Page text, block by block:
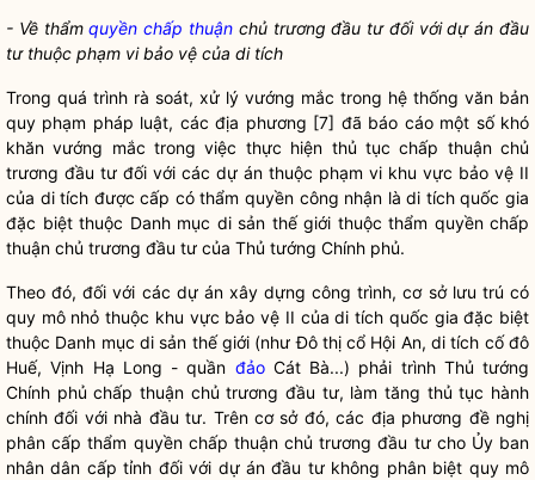
- Về thẩmquyền chấp thuậnchủ trương đầu tư đối với dự án đầu
tư thuộc phạm vi bảo vệ của di tích
Trong quá trình rà soát, xử lý vướng mắc trong hệ thống văn bản
quy phạm pháp luật, các địa phương [7] đã báo cáo một số khó
khăn vướng mắc trong việc thực hiện thủ tụcchấp thuậnchủ
trương đầu tư đối với các dự án thuộc phạm vi khu vực bảo vệ II
của di tích được cấp có thẩm quyền công nhận là di tích quốc gia
đặc biệt thuộc Danh mục di sản thế giới thuộc thẩm quyền chấp
thuận chủ trương đầu tư của Thủ tướng Chính phủ.
Theo đó, đối với các dự án xây dựng công trình, cơ sở lưu trú có
quy mô nhỏ thuộc khu vực bảo vệ II của di tích quốc gia đặc biệt
thuộc Danh mục di sản thế giới (như Đô thị cổ Hội An, di tích cố đô
Huế, Vịnh Hạ Long - quần đảoCát Bà...) phải trình Thủ tướng
Chính phủchấp thuận chủ trương đầu tư, làm tăng thủ tục hành
chính đối với nhà đầu tư. Trên cơ sở đó, các địa phương đề nghị
phân cấp thẩm quyền chấp thuậnchủ trương đầu tư cho Ủy ban
nhân dân cấp tỉnh đối với dự án đầu tư không phân biệt quy mô